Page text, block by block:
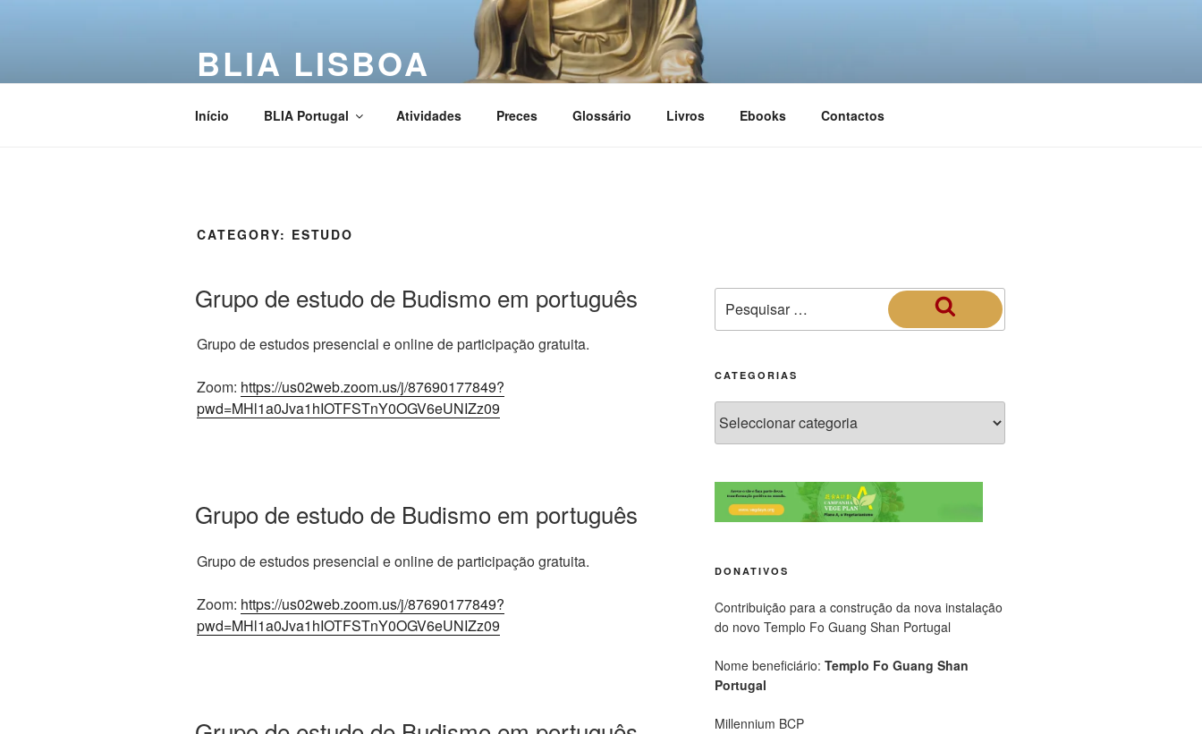
BLIA LISBOA
Início BLIA Portugal Atividades Preces Glossário Livros Ebooks Contactos
CATEGORY: ESTUDO
Grupo de estudo de Budismo em português
Grupo de estudos presencial e online de participação gratuita.
Zoom: https://us02web.zoom.us/j/87690177849?
pwd=MHl1a0Jva1hIOTFSTnY0OGV6eUNIZz09
Grupo de estudo de Budismo em português
Grupo de estudos presencial e online de participação gratuita.
Zoom: https://us02web.zoom.us/j/87690177849?
pwd=MHl1a0Jva1hIOTFSTnY0OGV6eUNIZz09
CATEGORIAS
DONATIVOS
Contribuição para a construção da nova instalação
do novo Templo Fo Guang Shan Portugal
Nome beneficiário: Templo Fo Guang Shan
Portugal
Millennium BCP